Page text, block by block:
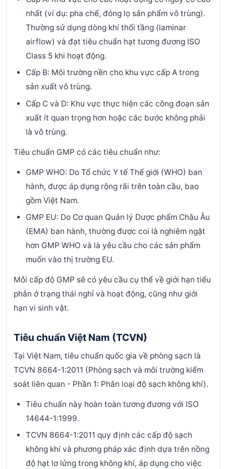
nhất (ví dụ: pha chế, đóng lọ sản phẩm vô trùng).
Thường sử dụng dòng khí thổi tầng (laminar
airflow) và đạt tiêu chuẩn hạt tương đương ISO
Class 5 khi hoạt động.
Cấp B: Môi trường nền cho khu vực cấp A trong
sản xuất vô trùng.
Cấp C và D: Khu vực thực hiện các công đoạn sản
xuất ít quan trọng hơn hoặc các bước không phải
là vô trùng.
Tiêu chuẩn GMP có các tiêu chuẩn như:
GMP WHO: Do Tổ chức Y tế Thế giới (WHO) ban
hành, được áp dụng rộng rãi trên toàn cầu, bao
gồm Việt Nam.
GMP EU: Do Cơ quan Quản lý Dược phẩm Châu Âu
(EMA) ban hành, thường được coi là nghiêm ngặt
hơn GMP WHO và là yêu cầu cho các sản phẩm
muốn vào thị trường EU.
Mỗi cấp độ GMP sẽ có yêu cầu cụ thể về giới hạn tiểu
phân ở trạng thái nghỉ và hoạt động, cũng như giới
hạn vi sinh vật.
Tiêu chuẩn Việt Nam (TCVN)
Tại Việt Nam, tiêu chuẩn quốc gia về phòng sạch là
TCVN 8664-1:2011 (Phòng sạch và môi trường kiểm
soát liên quan - Phần 1: Phân loại độ sạch không khí).
Tiêu chuẩn này hoàn toàn tương đương với ISO
14644-1:1999.
TCVN 8664-1:2011 quy định các cấp độ sạch
không khí và phương pháp xác định dựa trên nồng
độ hạt lơ lửng trong không khí, áp dụng cho việc